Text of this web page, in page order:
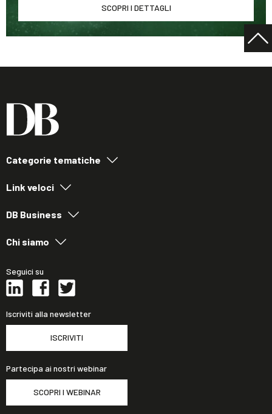
SCOPRI I DETTAGLI
Categorie tematiche
Link veloci
DB Business
Chi siamo
Seguici su
Iscriviti alla newsletter
ISCRIVITI
Partecipa ai nostri webinar
SCOPRI I WEBINAR